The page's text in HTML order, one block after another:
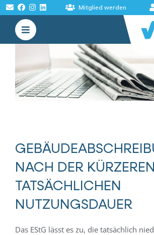
Zum
Inhalt
springen
Mitglied werden
Toggle
Navigation
VERBAND
AKADEMIE
NACH DER KÜRZEREN
TATSÄCHLICHEN
NUTZUNGSDAUER
Das EStG lässt es zu, die tatsächlich